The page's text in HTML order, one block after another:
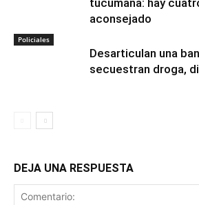
tucumana: hay
aconsejado
Policiales
Desarticulan una
secuestran droga,
DEJA UNA RESPUESTA